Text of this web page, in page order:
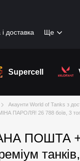
доставка Ще
Supercell
Акаунти World of Tanks з
26 788 боїв, 3 топів,
ПОШТА +